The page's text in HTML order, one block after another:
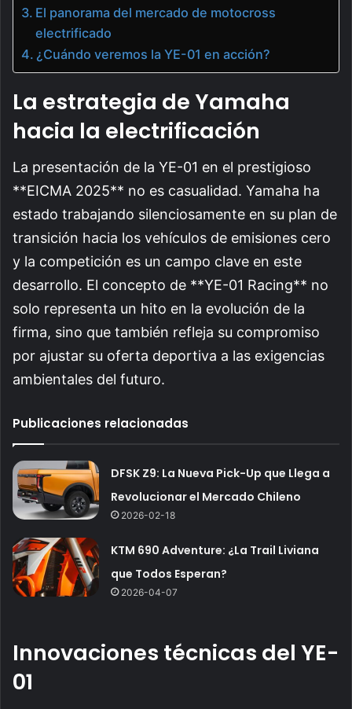
El panorama del mercado de motocross
electrificado
¿Cuándo veremos la YE-01 en acción?
La estrategia de Yamaha
hacia la electrificación
La presentación de la YE-01 en el prestigioso
**EICMA 2025** no es casualidad. Yamaha ha
estado trabajando silenciosamente en su plan de
transición hacia los vehículos de emisiones cero
y la competición es un campo clave en este
desarrollo. El concepto de **YE-01 Racing** no
solo representa un hito en la evolución de la
firma, sino que también refleja su compromiso
por ajustar su oferta deportiva a las exigencias
ambientales del futuro.
Publicaciones relacionadas
DFSK Z9: La Nueva Pick-Up que Llega a
Revolucionar el Mercado Chileno
2026-02-18
KTM 690 Adventure: ¿La Trail Liviana
que Todos Esperan?
2026-04-07
Innovaciones técnicas del YE-
01